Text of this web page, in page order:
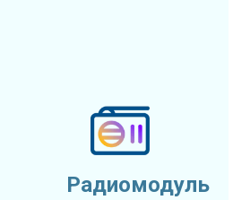
Радиомодуль